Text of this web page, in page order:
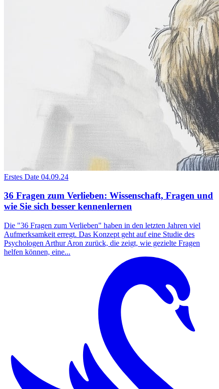
Erstes Date 04.09.24
36 Fragen zum Verlieben: Wissenschaft, Fragen und
wie Sie sich besser kennenlernen
Die "36 Fragen zum Verlieben" haben in den letzten Jahren viel
Aufmerksamkeit erregt. Das Konzept geht auf eine Studie des
Psychologen Arthur Aron zurück, die zeigt, wie gezielte Fragen
helfen können, eine...